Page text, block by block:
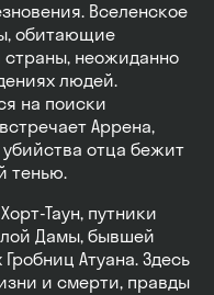
Вселенское
обитающие
страны, неожиданно
людей.
на поиски
Аррена,
отца бежит
тенью.
Таун, путники
Дамы, бывшей
Атуана. Здесь
и смерти, правды